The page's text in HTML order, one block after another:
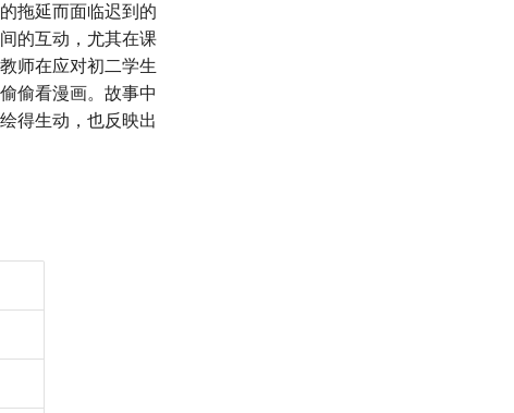
拖延而面临迟到的
的互动，尤其在课
师在应对初二学生
偷看漫画。故事中
得生动，也反映出